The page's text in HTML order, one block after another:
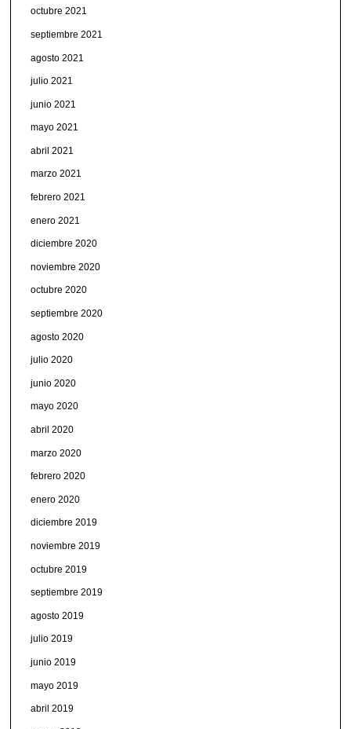
octubre 2021
septiembre 2021
agosto 2021
julio 2021
junio 2021
mayo 2021
abril 2021
marzo 2021
febrero 2021
enero 2021
diciembre 2020
noviembre 2020
octubre 2020
septiembre 2020
agosto 2020
julio 2020
junio 2020
mayo 2020
abril 2020
marzo 2020
febrero 2020
enero 2020
diciembre 2019
noviembre 2019
octubre 2019
septiembre 2019
agosto 2019
julio 2019
junio 2019
mayo 2019
abril 2019